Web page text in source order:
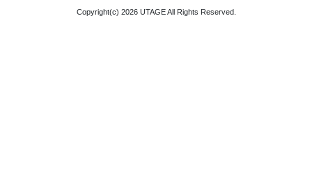
Copyright(c) 2026 UTAGEAll Rights Reserved.